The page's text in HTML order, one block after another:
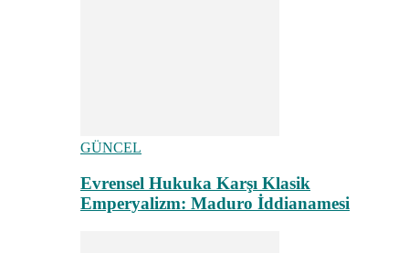
GÜNCEL
Evrensel Hukuka Karşı Klasik
Emperyalizm: Maduro İddianamesi